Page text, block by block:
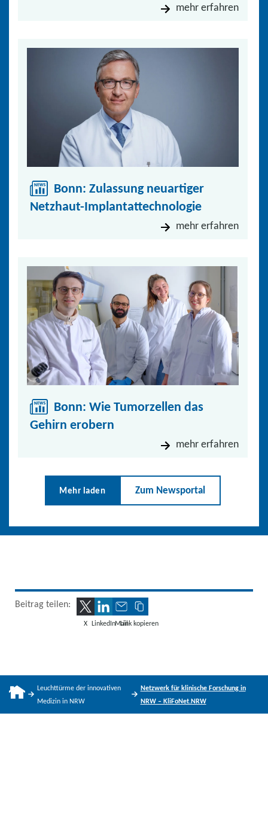
mehr erfahren
Bonn: Zulassung neuartiger
Netzhaut-Implantattechnologie
mehr erfahren
Bonn: Wie Tumorzellen das
Gehirn erobern
mehr erfahren
Mehr laden Zum Newsportal
Beitrag teilen:
X LinkedInMailLink kopieren
Leuchttürme der innovativen
Medizin in NRW
Netzwerk für klinische Forschung in
NRW – KliFoNet.NRW